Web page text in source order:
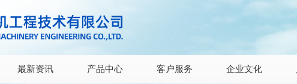
最新资讯 产品中心 客户服务 企业文化